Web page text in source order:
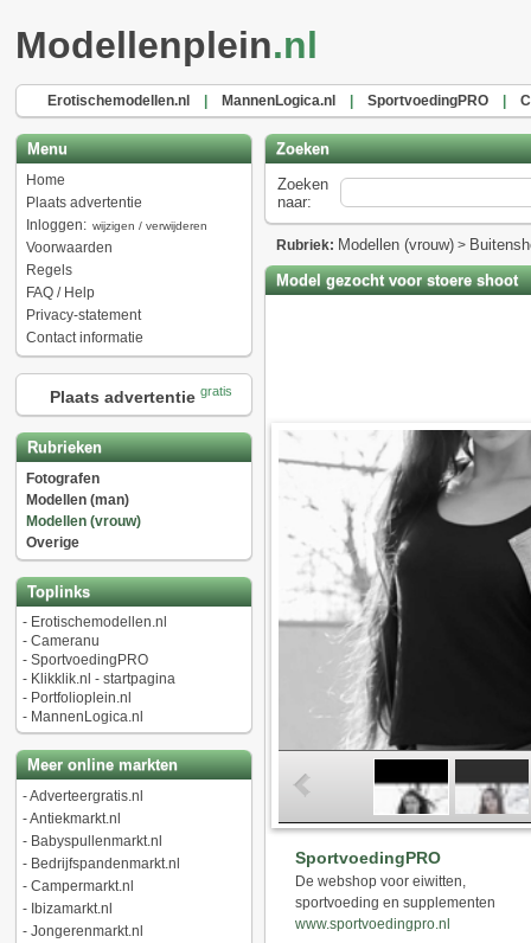
Modellenplein.nl
Erotischemodellen.nl MannenLogica.nl SportvoedingPRO
Menu
Home
Plaats advertentie
Inloggen: wijzigen / verwijderen
Voorwaarden
Regels
FAQ / Help
Privacy-statement
Contact informatie
Plaats advertentie gratis
Rubrieken
Fotografen
Modellen (man)
Modellen (vrouw)
Overige
Toplinks
- Erotischemodellen.nl
- Cameranu
- SportvoedingPRO
- Klikklik.nl - startpagina
- Portfolioplein.nl
- MannenLogica.nl
Meer online markten
-Adverteergratis.nl
-Antiekmarkt.nl
- Babyspullenmarkt.nl
- Bedrijfspandenmarkt.nl
- Campermarkt.nl
- Ibizamarkt.nl
- Jongerenmarkt.nl
Zoeken
Zoeken
naar:
Rubriek: Modellen (vrouw)>
Model gezocht voor stoere shoot
SportvoedingPRO
De webshop voor eiwitten,
sportvoeding en supplementen
www.sportvoedingpro.nl